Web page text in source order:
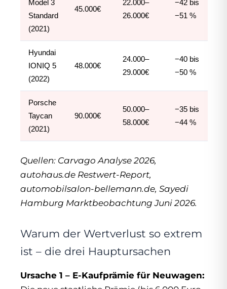
Model 3
Standard
(2021)
45.000€
22.000–
26.000€
−42 bis
−51 %
Hyundai
IONIQ 5
(2022)
48.000€
24.000–
29.000€
−40 bis
−50 %
Porsche
Taycan
(2021)
90.000€
50.000–
58.000€
−35 bis
−44 %
Quellen: Carvago Analyse 2026,
autohaus.de Restwert-Report,
automobilsalon-bellemann.de, Sayedi
Hamburg Marktbeobachtung Juni 2026.
Warum der Wertverlust so extrem
ist – die drei Hauptursachen
Ursache 1 – E-Kaufprämie für Neuwagen: